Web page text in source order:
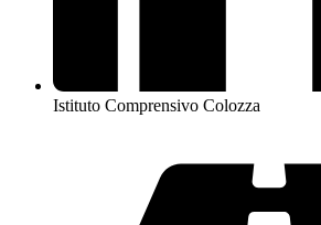
Istituto Comprensivo Colozza